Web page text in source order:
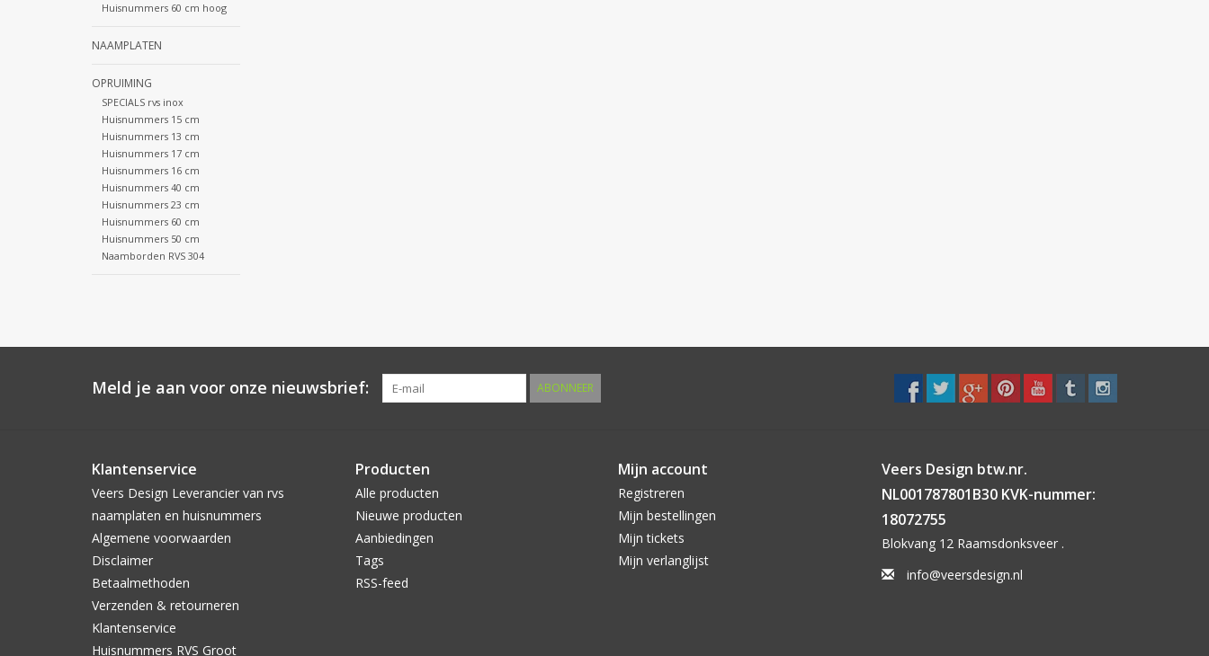
Huisnummers 60 cm hoog
NAAMPLATEN
OPRUIMING
SPECIALS rvs inox
Huisnummers 15 cm
Huisnummers 13 cm
Huisnummers 17 cm
Huisnummers 16 cm
Huisnummers 40 cm
Huisnummers 23 cm
Huisnummers 60 cm
Huisnummers 50 cm
Naamborden RVS 304
Meld je aan voor onze nieuwsbrief: ABONNEER
Klantenservice
Veers Design Leverancier van rvs
naamplaten en huisnummers
Algemene voorwaarden
Disclaimer
Betaalmethoden
Verzenden & retourneren
Klantenservice
Huisnummers RVS Groot
Producten
Alle producten
Nieuwe producten
Aanbiedingen
Tags
RSS-feed
Mijn account
Registreren
Mijn bestellingen
Mijn tickets
Mijn verlanglijst
Veers Design btw.nr.
NL001787801B30 KVK-nummer:
18072755
Blokvang 12 Raamsdonksveer .
info@veersdesign.nl